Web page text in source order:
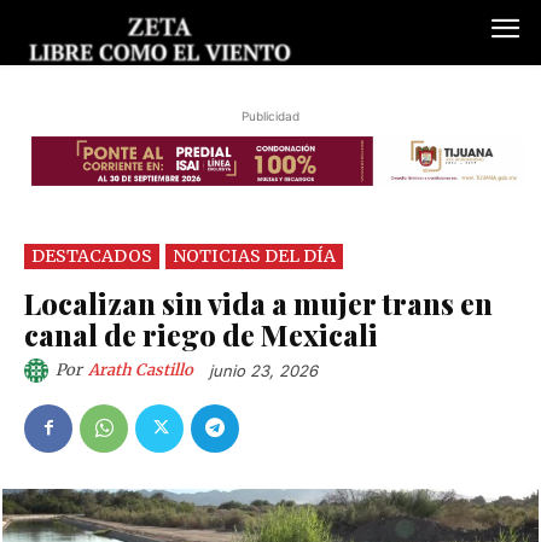
Publicidad
DESTACADOS NOTICIAS DEL DÍA
Localizan sin vida a mujer trans en
canal de riego de Mexicali
Por Arath Castillo junio 23, 2026